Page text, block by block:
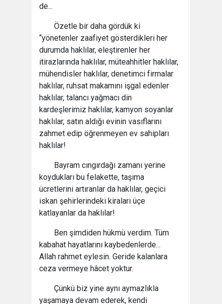
de...
Özetle bir daha gördük ki
“yönetenler zaafiyet gösterdikleri her
durumda haklılar, eleştirenler her
itirazlarında haklılar, müteahhitler haklılar,
mühendisler haklılar, denetimci firmalar
haklılar, ruhsat makamını işgal edenler
haklılar, talancı yağmacı din
kardeşlerimiz haklılar, kamyon soyanlar
haklılar, satın aldığı evinin vasıflarını
zahmet edip öğrenmeyen ev sahipları
haklılar!
Bayram cıngırdağı zamanı yerine
koydukları bu felakette, taşıma
ücretlerini artıranlar da haklılar, geçici
iskan şehirlerindeki kiraları üçe
katlayanlar da haklılar!
Ben şimdiden hükmü verdim. Tüm
kabahat hayatlarını kaybedenlerde...
Allah rahmet eylesin. Geride kalanlara
ceza vermeye hâcet yoktur.
Çünkü biz yine aynı aymazlıkla
yaşamaya devam ederek, kendi